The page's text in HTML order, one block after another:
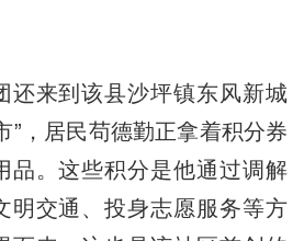
来到该县沙坪镇东风新城
”，居民苟德勤正拿着积分券
品。这些积分是他通过调解
明交通、投身志愿服务等方